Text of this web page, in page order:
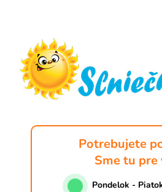
Potrebujete
Sme tu pre
Pondelok -